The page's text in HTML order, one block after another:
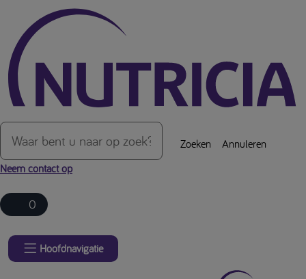
Over de inhoud van de pagina
Zoeken
Annuleren
Neem contact op
0
Hoofdnavigatie